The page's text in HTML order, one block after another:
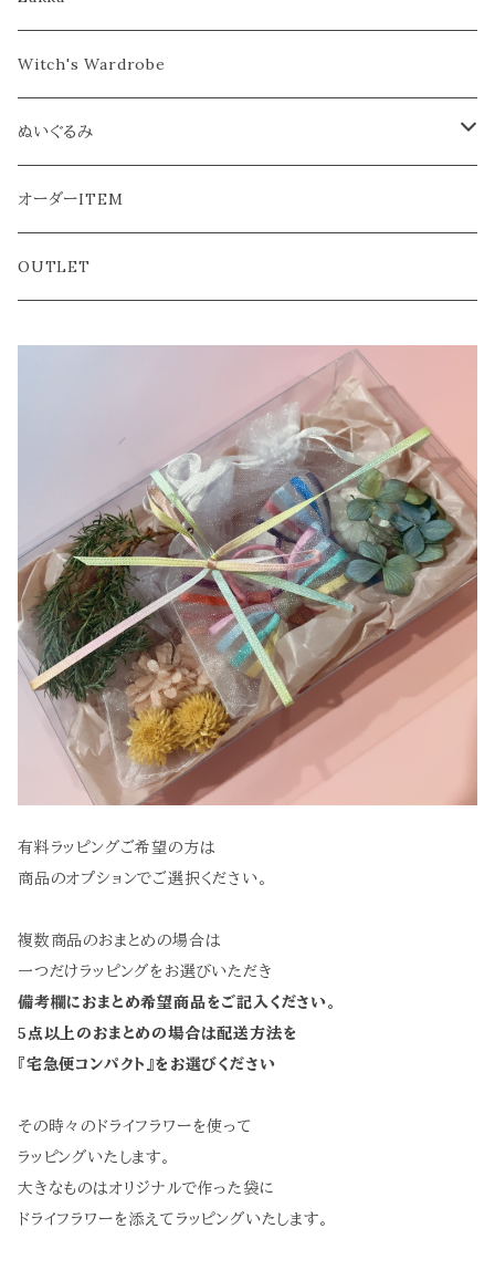
カチューシャ
ヘアバンド
バブーシュカ
フラワークラウン／ティアラ
おとな
Witch's Wardrobe
ぬいぐるみ
ぬいぐるみ本体
ようふく
オーダーITEM
OUTLET
有料ラッピングご希望の方は
商品のオプションでご選択ください。
複数商品のおまとめの場合は
一つだけラッピングをお選びいただき
備考欄におまとめ希望商品をご記入ください。
5点以上のおまとめの場合は配送方法を
『宅急便コンパクト』をお選びください
その時々のドライフラワーを使って
ラッピングいたします。
大きなものはオリジナルで作った袋に
ドライフラワーを添えてラッピングいたします。